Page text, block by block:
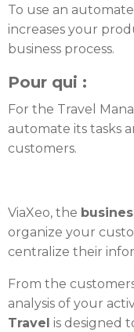
To use an
increases your
business process.
Pour qui :
For the Travel
automate its tasks
customers.
ViaXeo, the
organize your
centralize their
From the
analysis of your
Travel is designed